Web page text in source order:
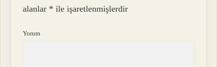
alanlar * ile işaretlenmişlerdir
Yorum